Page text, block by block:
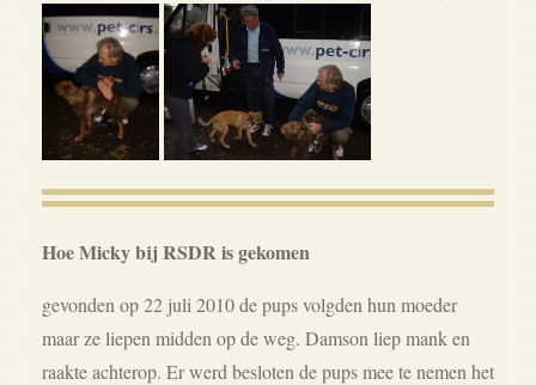
Hoe Micky bij RSDR is gekomen
gevonden op 22 juli 2010 de pups volgden hun moeder
maar ze liepen midden op de weg. Damson liep mank en
raakte achterop. Er werd besloten de pups mee te nemen het